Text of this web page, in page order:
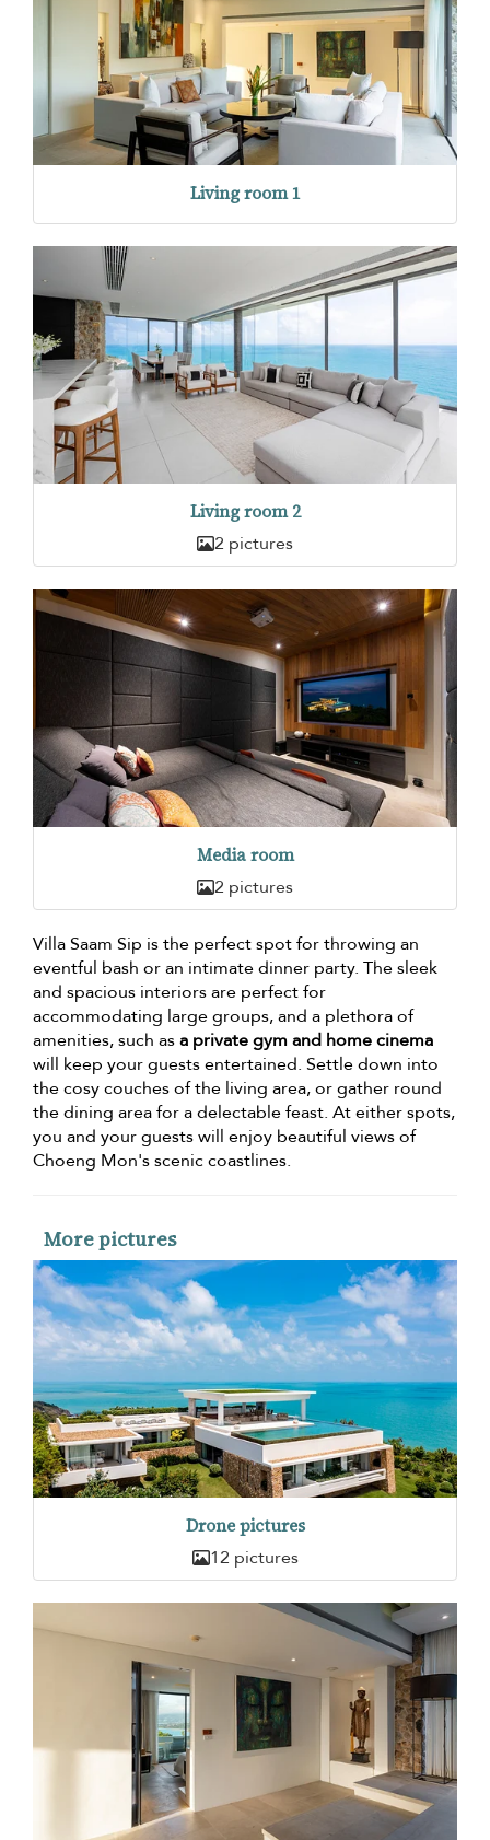
Living room 1
Living room 2
2 pictures
Media room
2 pictures
Villa Saam Sip is the perfect spot for throwing an
eventful bash or an intimate dinner party. The sleek
and spacious interiors are perfect for
accommodating large groups, and a plethora of
amenities, such asa private gym and home cinema
will keep your guests entertained. Settle down into
the cosy couches of the living area, or gather round
the dining area for a delectable feast. At either spots,
you and your guests will enjoy beautiful views of
Choeng Mon's scenic coastlines.
More pictures
Drone pictures
12 pictures